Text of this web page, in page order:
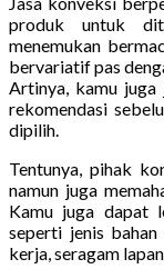
produk untuk
menemukan
bervariatif pas
Artinya, kamu
rekomendasi
dipilih.
Tentunya, pihak
namun juga
Kamu juga dapat
seperti jenis
kerja, seragam